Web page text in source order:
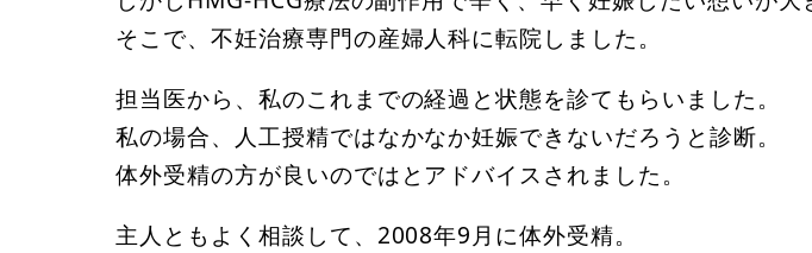
そこで、不妊治療専門の産婦人科に転院しました。
担当医から、私のこれまでの経過と状態を診てもらいました。
私の場合、人工授精ではなかなか妊娠できないだろうと診断。
体外受精の方が良いのではとアドバイスされました。
主人ともよく相談して、2008年9月に体外受精。